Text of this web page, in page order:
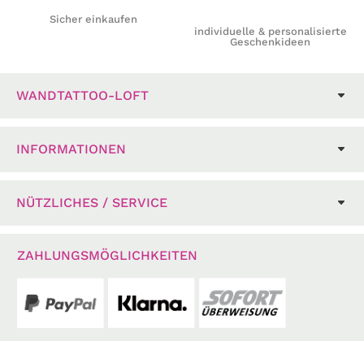
Sicher einkaufen
individuelle & personalisierte
Geschenkideen
WANDTATTOO-LOFT
INFORMATIONEN
NÜTZLICHES / SERVICE
ZAHLUNGSMÖGLICHKEITEN